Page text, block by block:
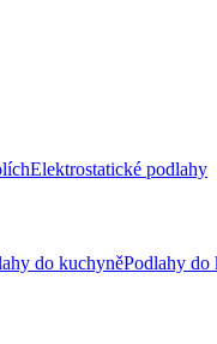
Elektrostatické podlahy
do kuchyněPodlahy do